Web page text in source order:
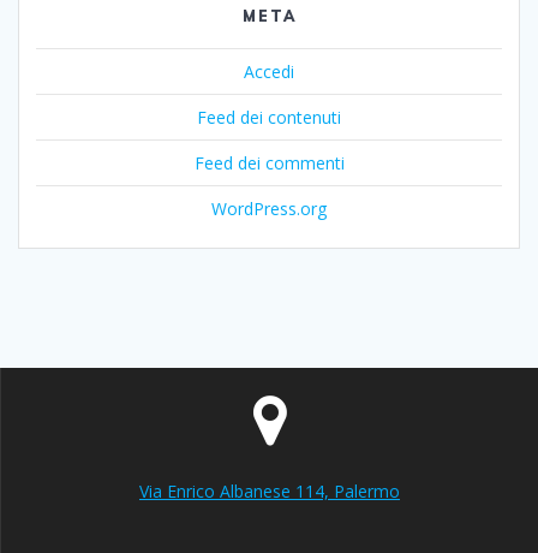
META
Accedi
Feed dei contenuti
Feed dei commenti
WordPress.org
Via Enrico Albanese 114, Palermo